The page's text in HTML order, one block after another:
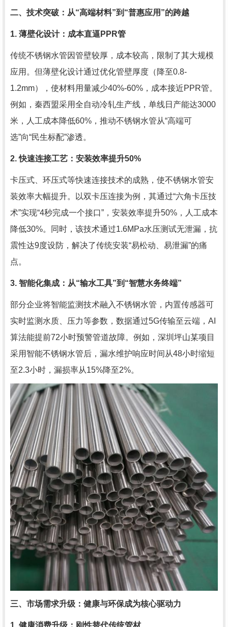
二、技术突破：从“高端材料”到“普惠应用”的跨越
1. 薄壁化设计：成本直逼PPR管
传统不锈钢水管因管壁较厚，成本较高，限制了其大规模
应用。但薄壁化设计通过优化管壁厚度（降至0.8-
1.2mm），使材料用量减少40%-60%，成本接近PPR管。
例如，秦西盟采用全自动冷轧生产线，单线日产能达3000
米，人工成本降低60%，推动不锈钢水管从“高端可
选”向“民生标配”渗透。
2. 快速连接工艺：安装效率提升50%
卡压式、环压式等快速连接技术的成熟，使不锈钢水管安
装效率大幅提升。以双卡压连接为例，其通过“六角卡压技
术”实现“4秒完成一个接口”，安装效率提升50%，人工成本
降低30%。同时，该技术通过1.6MPa水压测试无泄漏，抗
震性达9度设防，解决了传统安装“易松动、易泄漏”的痛
点。
3. 智能化集成：从“输水工具”到“智慧水务终端”
部分企业将智能监测技术融入不锈钢水管，内置传感器可
实时监测水质、压力等参数，数据通过5G传输至云端，AI
算法能提前72小时预警管道故障。例如，深圳坪山某项目
采用智能不锈钢水管后，漏水维护响应时间从48小时缩短
至2.3小时，漏损率从15%降至2%。
三、市场需求升级：健康与环保成为核心驱动力